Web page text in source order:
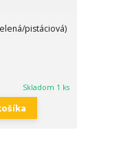
pistáciová)
Skladom 1 ks